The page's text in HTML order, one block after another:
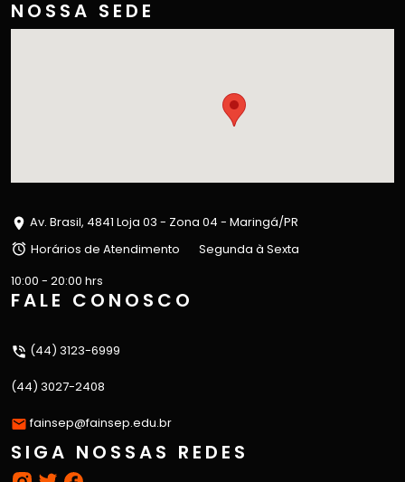
NOSSA SEDE
Av. Brasil, 4841 Loja 03 - Zona 04 - Maringá/PR
Horários de Atendimento
Segunda à Sexta
10:00 - 20:00 hrs
FALE CONOSCO
(44) 3123-6999
(44) 3027-2408
fainsep@fainsep.edu.br
SIGA NOSSAS REDES